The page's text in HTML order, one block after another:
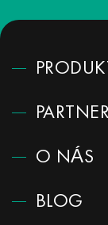
O NÁS
BLOG